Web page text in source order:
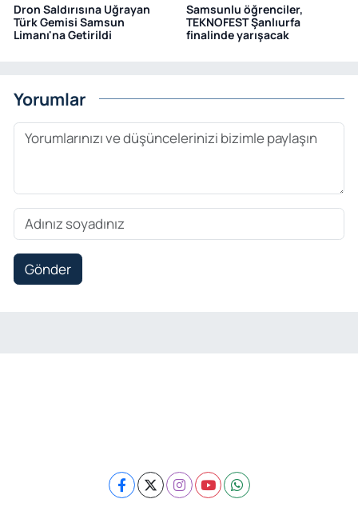
Dron Saldırısına Uğrayan
Türk Gemisi Samsun
Limanı'na Getirildi
Samsunlu öğrenciler,
TEKNOFEST Şanlıurfa
finalinde yarışacak
Yorumlar
Gönder